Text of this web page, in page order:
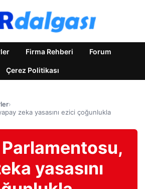
Firma Rehberi Forum
Çerez Politikası
›
zeka yasasını ezici çoğunlukla
yasasını